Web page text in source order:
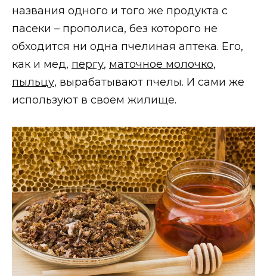
названия одного и того же продукта с
пасеки – прополиса, без которого не
обходится ни одна пчелиная аптека. Его,
как и мед, пергу, маточное молочко,
пыльцу, вырабатывают пчелы. И сами же
используют в своем жилище.